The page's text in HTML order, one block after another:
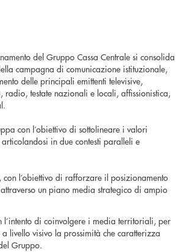
del Gruppo Cassa Centrale si consolida
campagna di comunicazione istituzionale,
delle principali emittenti televisive,
radio, testate nazionali e locali, affissionistica,
con l’obiettivo di sottolineare i valori
in due contesti paralleli e
con l’obiettivo di rafforzare il posizionamento
un piano media strategico di ampio
l’intento di coinvolgere i media territoriali, per
livello visivo la prossimità che caratterizza
Gruppo.